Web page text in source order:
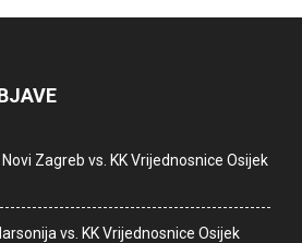
Zagreb vs. KK Vrijednosnice Osijek
vs. KK Vrijednosnice Osijek